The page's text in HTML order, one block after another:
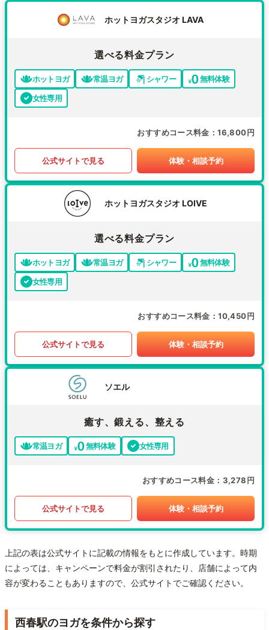
ホットヨガスタジオ LAVA
選べる料金プラン
ホットヨガ 常温ヨガ シャワー
無料体験
女性専用
おすすめコース料金 16,800円
公式サイトで見る 体験・相談予約
ホットヨガスタジオ LOIVE
選べる料金プラン
ホットヨガ 常温ヨガ シャワー
無料体験
女性専用
おすすめコース料金 10,450円
公式サイトで見る 体験・相談予約
ソエル
癒す、鍛える、整える
常温ヨガ 無料体験 女性専用
おすすめコース料金 3,278円
公式サイトで見る 体験・相談予約
上記の表は公式サイトに記載の情報をもとに作成しています。時期
によっては、キャンペーンで料金が割引されたり、店舗によって内
容が変わることもありますので、公式サイトでご確認ください。
西春駅のヨガを条件から探す